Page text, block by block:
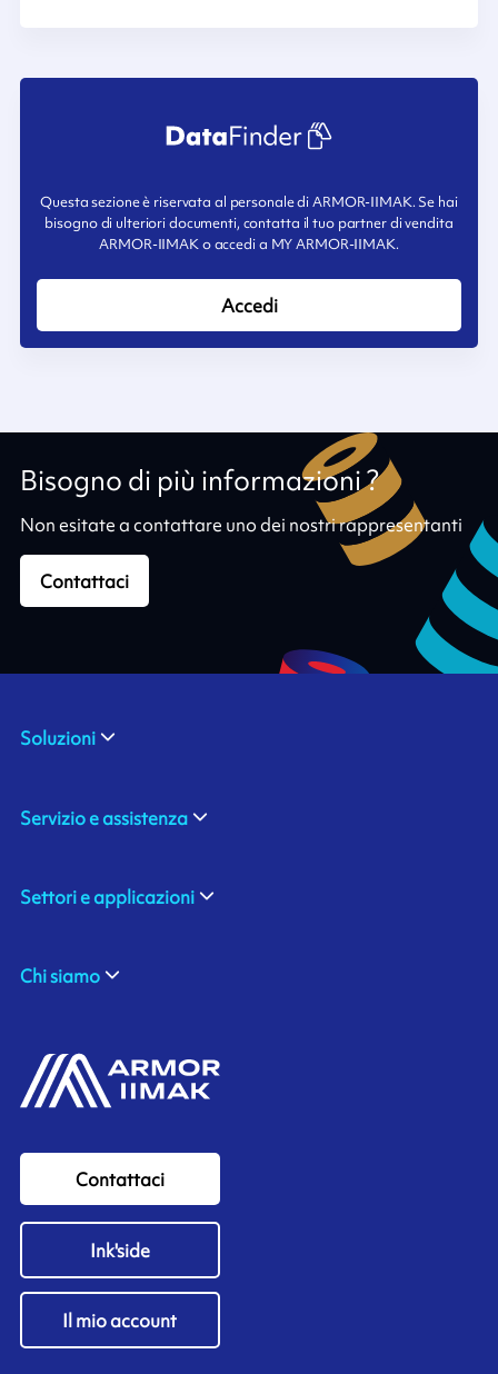
Questa sezione è riservata al personale di ARMOR-IIMAK. Se hai
bisogno di ulteriori documenti, contatta il tuo partner di vendita
ARMOR-IIMAK o accedi a MY ARMOR-IIMAK.
Accedi
Bisogno di più informazioni ?
Non esitate a contattare uno dei nostri rappresentanti
Contattaci
Contattaci
Ink'side
Il mio account
Soluzioni
Servizio e assistenza
Settori e applicazioni
Chi siamo